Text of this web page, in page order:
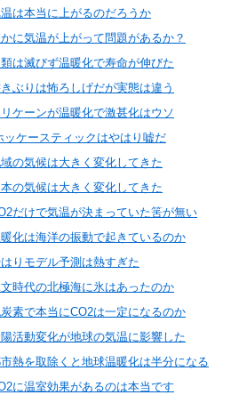
は本当に上がるのだろうか
に気温が上がって問題があるか？
は滅びず温暖化で寿命が伸びた
ぶりは怖ろしげだが実態は違う
ケーンが温暖化で激甚化はウソ
ッケースティックはやはり嘘だ
の気候は大きく変化してきた
の気候は大きく変化してきた
だけで気温が決まっていた筈が無い
化は海洋の振動で起きているのか
りモデル予測は熱すぎた
時代の北極海に氷はあったのか
素で本当にCO2は一定になるのか
活動変化が地球の気温に影響した
熱を取除くと地球温暖化は半分になる
に温室効果があるのは本当です